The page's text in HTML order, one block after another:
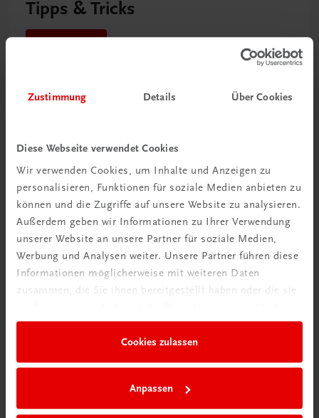
Zustimmung Details Über Cookies
Diese Webseite verwendet Cookies
Wir verwenden Cookies, um Inhalte und Anzeigen zu
personalisieren, Funktionen für soziale Medien anbieten zu
können und die Zugriffe auf unsere Website zu analysieren.
Außerdem geben wir Informationen zu Ihrer Verwendung
unserer Website an unsere Partner für soziale Medien,
Werbung und Analysen weiter. Unsere Partner führen diese
Informationen möglicherweise mit weiteren Daten
zusammen, die Sie ihnen bereitgestellt haben oder die sie
Cookies zulassen
Anpassen
Tipps & Tricks
Schon entdeckt?
Ratgeber Schulpraxis